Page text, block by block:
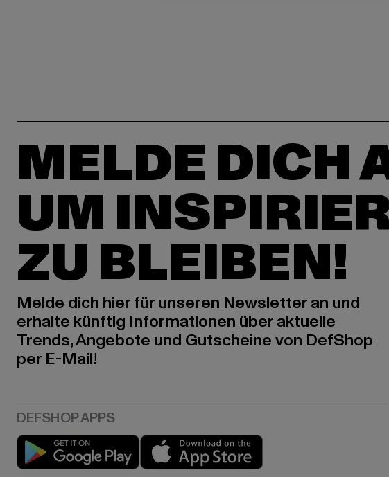
MELDE DICH
UM
ZU BLEIBEN!
Melde dich hier für unseren Newsletter an und
erhalte künftig Informationen über aktuelle
Trends, Angebote und Gutscheine von DefShop
per E-Mail!
Play market